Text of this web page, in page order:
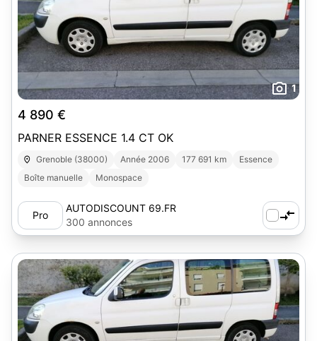
1
4 890 €
PARNER ESSENCE 1.4 CT OK
Grenoble (38000) Année 2006 177 691 km
Essence
Boîte manuelle
Monospace
Pro
AUTODISCOUNT 69.FR
300 annonces